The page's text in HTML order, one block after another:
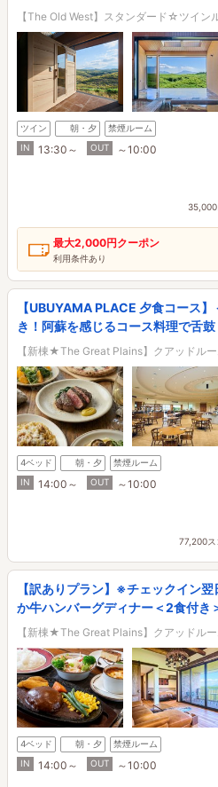
【The Old West】スタンダード☆ツイン
ツイン 朝・夕
禁煙ルーム
IN
13:30～ OUT ～10:00
35,000
最大2,000円クーポン
利用条件あり
【UBUYAMA PLACE 夕食コース
き！阿蘇を感じるコース料理で舌鼓
【新棟★The Great Plains】クアッドルー
4ベッド 朝・夕
禁煙ルーム
IN
14:00～ OUT ～10:00
77,200ス
【訳ありプラン】※チェックイン
か牛ハンバーグディナー＜2食付き
【新棟★The Great Plains】クアッドルー
4ベッド 朝・夕
禁煙ルーム
IN
14:00～ OUT ～10:00